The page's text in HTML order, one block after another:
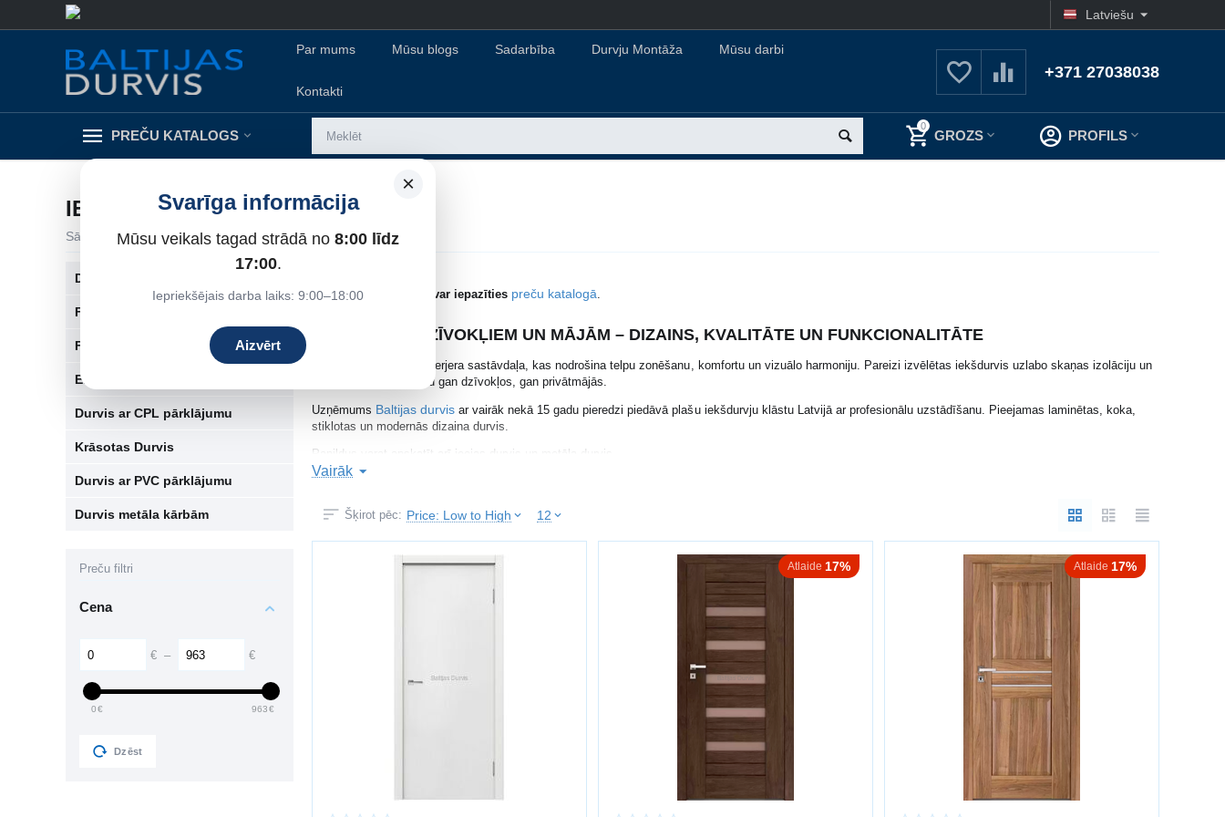
Latviešu
Par mums Mūsu blogs Sadarbība Durvju Montāža Mūsu darbi
Kontakti
+371 27038038
PREČU KATALOGS PROFILS
0
GROZS
×
Svarīga informācija
Mūsu veikals tagad strādā no8:00 līdz
17:00.
Iepriekšējais darba laiks: 9:00–18:00
Aizvērt
IEKŠDURVIS
Sākums / Iekšdurvis
Ar durvju sortimentu var iepazīties preču katalogā.
IEKŠDURVIS DZĪVOKĻIEM UN MĀJĀM – DIZAINS, KVALITĀTE UN FUNKCIONALITĀTE
Iekšdurvis ir būtiska interjera sastāvdaļa, kas nodrošina telpu zonēšanu, komfortu un vizuālo harmoniju. Pareizi izvēlētas iekšdurvis uzlabo skaņas izolāciju un
papildina telpas dizainu gan dzīvokļos, gan privātmājās.
Uzņēmums Baltijas durvis ar vairāk nekā 15 gadu pieredzi piedāvā plašu iekšdurvju klāstu Latvijā ar profesionālu uzstādīšanu. Pieejamas laminētas, koka,
stiklotas un modernās dizaina durvis.
Papildus varat apskatīt arī ieejas durvis metāla durvis
Izvēloties iekšdurvis, svarīgi ņemt vērā:
durvju izmērus
materiālu (lamināts, MDF, koks, stikls)
Laminētās durvis ir ekonomisks risinājums, savukārt koka durvis nodrošina augstāku izturību. Stiklotas durvis piešķir telpai vieglumu un gaismu.
slēptās durvis
Vairāk
Šķirot pēc: Price: Low to High 12
Atlaide 17% Atlaide 17%
DRE iekšdurvis
Finierētas Koka Iekšdurvis
Frēzētas Koka Iekšdurvis
Ekofinierētās durvis
Durvis ar CPL pārklājumu
Krāsotas Durvis
Durvis ar PVC pārklājumu
Durvis metāla kārbām
Preču filtri
Cena
€ – €
0€ 963€
Dzēst